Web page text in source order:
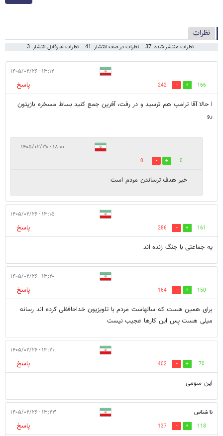
نظرات
نظرات منتشر شده: 37 نظرات در صف انتشار: 41 نظرات غیرقابل انتشار: 3
۱۳:۱۲ - ۱۴۰۵/۰۲/۲۶
166
242
پاسخ
ا حالا آقا ترامپ هم ترسید و در رفت، آفرین جمع کنید بساط مسخره بازیتون
رو
۱۸:۰۰ - ۱۴۰۵/۰۲/۳۰
0
0
خیر هدف ترساندن مردم است
۱۳:۱۵ - ۱۴۰۵/۰۲/۲۶
161
286
پاسخ
یه جماعتی با جنگ زنده اند
۱۳:۲۰ - ۱۴۰۵/۰۲/۲۶
150
164
پاسخ
برای همین هست که سالهاست مردم با تلویزیون خداحافظی کرده اند رسانه
میلی هست پس این کارها عجیب نیست
۱۳:۲۱ - ۱۴۰۵/۰۲/۲۶
70
402
پاسخ
این سومی
نا شناس ۱۳:۲۳ - ۱۴۰۵/۰۲/۲۶
118
137
پاسخ